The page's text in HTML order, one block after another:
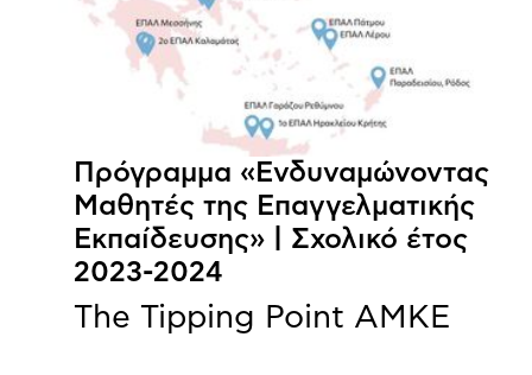
Πρόγραμμα «Ενδυναμώνοντας
Μαθητές της Επαγγελματικής
Εκπαίδευσης» | Σχολικό έτος
2023-2024
The Tipping Point ΑΜΚΕ